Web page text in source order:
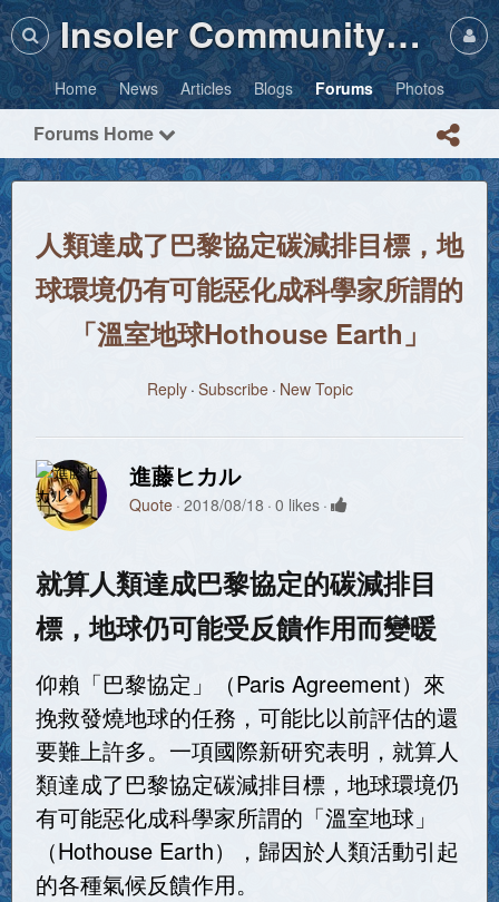
Insoler Community・Photos
Home News Articles Blogs Forums Photos
Forums Home
人類達成了巴黎協定碳減排目標，地
球環境仍有可能​​惡化成科學家所謂的
「溫室地球Hothouse Earth」
Reply Subscribe New Topic
進藤ヒカル
Quote 2018/08/18 0 likes
就算人類達成巴黎協定的碳減排目
標，地球仍可能受反饋作用而變暖
仰賴「巴黎協定」（Paris Agreement）來
挽救發燒地球的任務，可能比以前評估的還
要難上許多。一項國際新研究表明，就算人
類達成了巴黎協定碳減排目標，地球環境仍
有可能​​惡化成科學家所謂的「溫室地球」
（Hothouse Earth），歸因於人類活動引起
的各種氣候反饋作用。